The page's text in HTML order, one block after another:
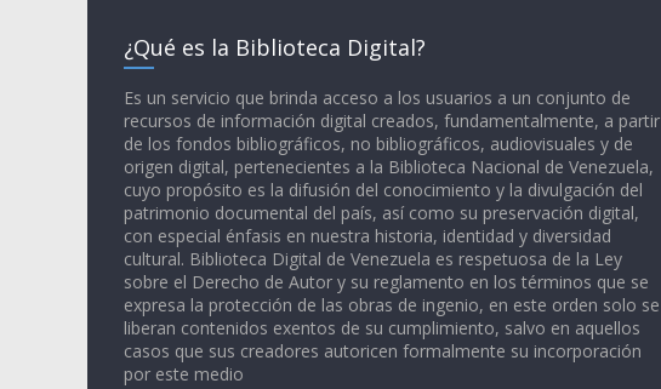
¿Qué es la Biblioteca Digital?
Es un servicio que brinda acceso a los usuarios a un conjunto de
recursos de información digital creados, fundamentalmente, a partir
de los fondos bibliográficos, no bibliográficos, audiovisuales y de
origen digital, pertenecientes a la Biblioteca Nacional de Venezuela,
cuyo propósito es la difusión del conocimiento y la divulgación del
patrimonio documental del país, así como su preservación digital,
con especial énfasis en nuestra historia, identidad y diversidad
cultural. Biblioteca Digital de Venezuela es respetuosa de la Ley
sobre el Derecho de Autor y su reglamento en los términos que se
expresa la protección de las obras de ingenio, en este orden solo se
liberan contenidos exentos de su cumplimiento, salvo en aquellos
casos que sus creadores autoricen formalmente su incorporación
por este medio